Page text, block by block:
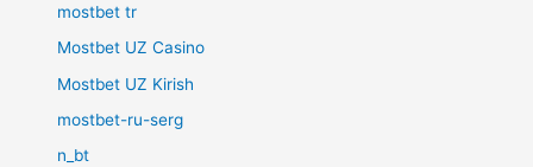
mostbet tr
Mostbet UZ Casino
Mostbet UZ Kirish
mostbet-ru-serg
n_bt